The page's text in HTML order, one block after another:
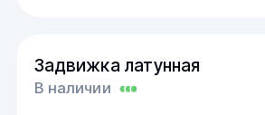
Задвижка латунная
В наличии